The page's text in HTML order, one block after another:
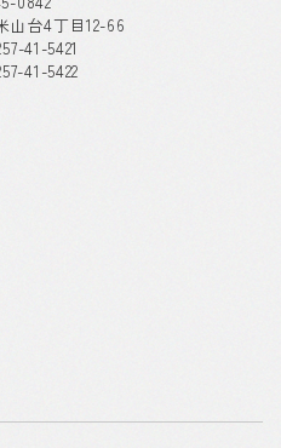
山台4丁目12-66
41-5421
41-5422